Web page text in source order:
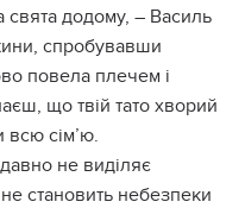
свята додому, – Василь
спробувавши
повела плечем і
що твій тато хворий
всю сім’ю.
не виділяє
становить небезпеки